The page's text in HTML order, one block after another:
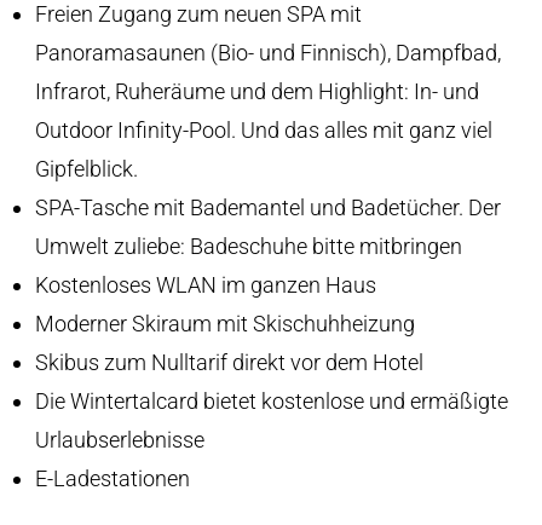
Freien Zugang zum neuen SPA mit
Panoramasaunen (Bio- und Finnisch), Dampfbad,
Infrarot, Ruheräume und dem Highlight: In- und
Outdoor Infinity-Pool. Und das alles mit ganz viel
Gipfelblick.
SPA-Tasche mit Bademantel und Badetücher. Der
Umwelt zuliebe: Badeschuhe bitte mitbringen
Kostenloses WLAN im ganzen Haus
Moderner Skiraum mit Skischuhheizung
Skibus zum Nulltarif direkt vor dem Hotel
Die Wintertalcard bietet kostenlose und ermäßigte
Urlaubserlebnisse
E-Ladestationen